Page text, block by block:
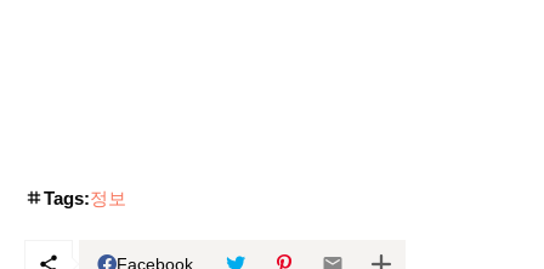
Tags:정보
Facebook